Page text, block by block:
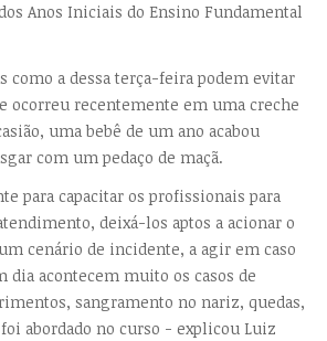
Anos Iniciais do Ensino Fundamental
como a dessa terça-feira podem evitar
ocorreu recentemente em uma creche
uma bebê de um ano acabou
com um pedaço de maçã.
para capacitar os profissionais para
deixá-los aptos a acionar o
cenário de incidente, a agir em caso
dia acontecem muito os casos de
sangramento no nariz, quedas,
abordado no curso - explicou Luiz